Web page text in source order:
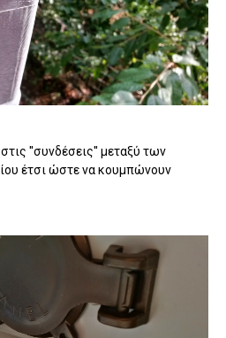
''συνδέσεις'' μεταξύ των
έτσι ώστε να κουμπώνουν